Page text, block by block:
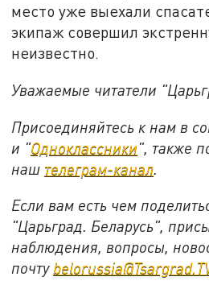
место уже выехали
экипаж совершил
неизвестно.
Уважаемые читатели
Присоединяйтесь к нам в
и "Одноклассники", также
наш телеграм-канал
Если вам есть чем
"Царьград. Беларусь",
наблюдения, вопросы,
почту